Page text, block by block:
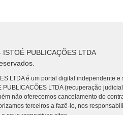
PUBLICAÇÕES LTDA
LTDA é um portal digital independente
PUBLICACÕES LTDA (recuperação
não oferecemos cancelamento do
terceiros a fazê-lo, nos